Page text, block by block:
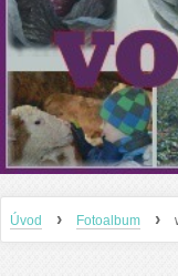
Úvod › Fotoalbum ›